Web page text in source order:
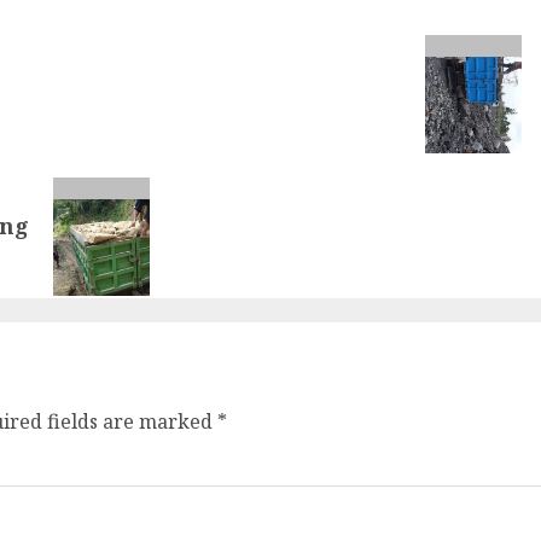
fields are marked *